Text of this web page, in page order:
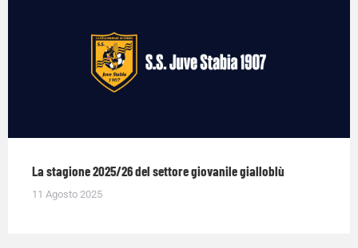
La stagione 2025/26 del settore giovanile gialloblù
11 Agosto 2025